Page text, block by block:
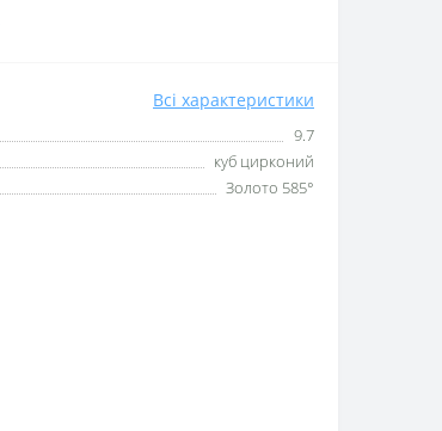
Всі характеристики
9.7
куб цирконий
Золото 585°